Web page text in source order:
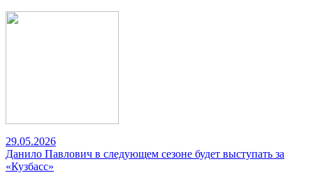
29.05.2026
Данило Павлович в следующем сезоне будет выступать за
«Кузбасс»